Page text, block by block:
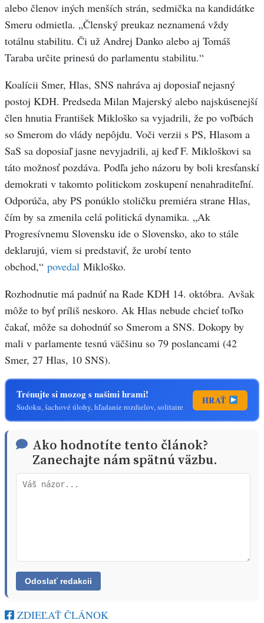
alebo členov iných menších strán, sedmička na kandidátke
Smeru odmietla. „Členský preukaz neznamená vždy
totálnu stabilitu. Či už Andrej Danko alebo aj Tomáš
Taraba určite prinesú do parlamentu stabilitu.“
Koalícii Smer, Hlas, SNS nahráva aj doposiaľ nejasný
postoj KDH. Predseda Milan Majerský alebo najskúsenejší
člen hnutia František Mikloško sa vyjadrili, že po voľbách
so Smerom do vlády nepôjdu. Voči verzii s PS, Hlasom a
SaS sa doposiaľ jasne nevyjadrili, aj keď F. Mikloškovi sa
táto možnosť pozdáva. Podľa jeho názoru by boli kresťanskí
demokrati v takomto politickom zoskupení nenahraditeľní.
Odporúča, aby PS ponúklo stoličku premiéra strane Hlas,
čím by sa zmenila celá politická dynamika. „Ak
Progresívnemu Slovensku ide o Slovensko, ako to stále
deklarujú, viem si predstaviť, že urobí tento
obchod,“ povedal Mikloško.
Rozhodnutie má padnúť na Rade KDH 14. októbra. Avšak
môže to byť príliš neskoro. Ak Hlas nebude chcieť toľko
čakať, môže sa dohodnúť so Smerom a SNS. Dokopy by
mali v parlamente tesnú väčšinu so 79 poslancami (42
Smer, 27 Hlas, 10 SNS).
Trénujte si mozog s našimi hrami!
Sudoku, šachové úlohy, hľadanie rozdielov, solitaire
HRAŤ
Ako hodnotíte tento článok?
Zanechajte nám spätnú väzbu.
ZDIEĽAŤ ČLÁNOK